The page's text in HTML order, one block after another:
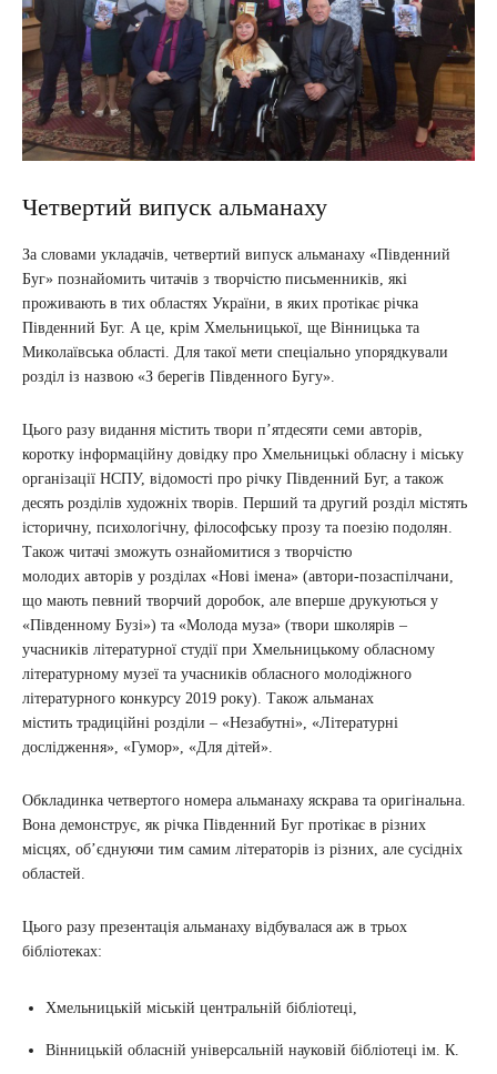
Четвертий випуск альманаху
За словами укладачів, четвертий випуск альманаху «Південний
Буг» познайомить читачів з творчістю письменників, які
проживають в тих областях України, в яких протікає річка
Південний Буг. А це, крім Хмельницької, ще Вінницька та
Миколаївська області. Для такої мети спеціально упорядкували
розділ із назвою «З берегів Південного Бугу».
Цього разу видання містить твори п’ятдесяти семи авторів,
коротку інформаційну довідку про Хмельницькі обласну і міську
організації НСПУ, відомості про річку Південний Буг, а також
десять розділів художніх творів. Перший та другий розділ містять
історичну, психологічну, філософську прозу та поезію подолян.
Також читачі зможуть ознайомитися з творчістю
молодих авторів у розділах «Нові імена» (автори-позаспілчани,
що мають певний творчий доробок, але вперше друкуються у
«Південному Бузі») та «Молода муза» (твори школярів –
учасників літературної студії при Хмельницькому обласному
літературному музеї та учасників обласного молодіжного
літературного конкурсу 2019 року). Також альманах
містить традиційні розділи – «Незабутні», «Літературні
дослідження», «Гумор», «Для дітей».
Обкладинка четвертого номера альманаху яскрава та оригінальна.
Вона демонструє, як річка Південний Буг протікає в різних
місцях, об’єднуючи тим самим літераторів із різних, але сусідніх
областей.
Цього разу презентація альманаху відбувалася аж в трьох
бібліотеках:
Хмельницькій міській центральній бібліотеці,
Вінницькій обласній універсальній науковій бібліотеці ім. К.